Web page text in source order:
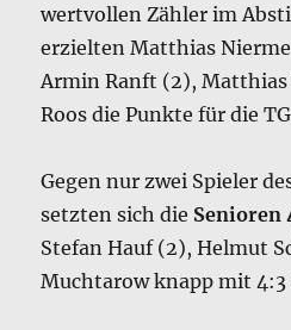
wertvollen Zähler im
erzielten Matthias
Armin Ranft (2), Matthias
Roos die Punkte für die
Gegen nur zwei Spieler
setzten sich die Senioren
Stefan Hauf (2), Helmut
Muchtarow knapp mit 4:3